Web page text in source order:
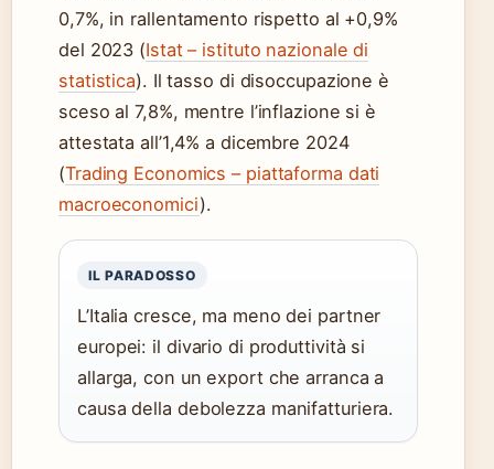
0,7%, in rallentamento rispetto al +0,9%
del 2023 (Istat – istituto nazionale di
statistica). Il tasso di disoccupazione è
sceso al 7,8%, mentre l’inflazione si è
attestata all’1,4% a dicembre 2024
(Trading Economics – piattaforma dati
macroeconomici).
IL PARADOSSO
L’Italia cresce, ma meno dei partner
europei: il divario di produttività si
allarga, con un export che arranca a
causa della debolezza manifatturiera.